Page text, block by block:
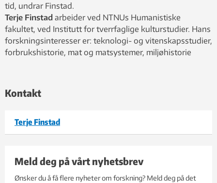
tid, undrar Finstad.
Terje Finstad arbeider ved NTNUs Humanistiske
fakultet, ved Institutt for tverrfaglige kulturstudier. Hans
forskningsinteresser er: teknologi- og vitenskapsstudier,
forbrukshistorie, mat og matsystemer, miljøhistorie
Kontakt
Terje Finstad
Meld deg på vårt nyhetsbrev
Ønsker du å få flere nyheter om forskning? Meld deg på det